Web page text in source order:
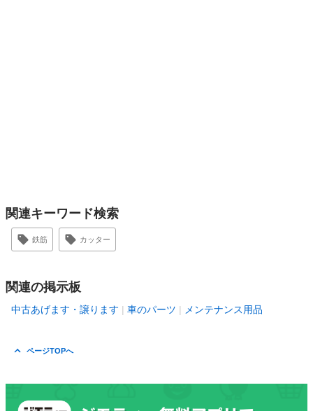
関連キーワード検索
鉄筋 カッター
関連の掲示板
中古あげます・譲ります 車のパーツ メンテナンス用品
ページTOPへ